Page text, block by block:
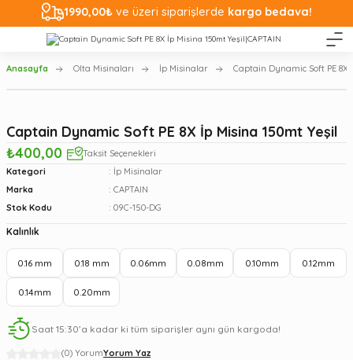
1990,00₺ ve üzeri siparişlerde kargo bedava!
Anasayfa Olta Misinaları İp Misinalar Captain Dynamic Soft PE 8X
(0) YorumYorum Yaz
Captain Dynamic Soft PE 8X İp Misina 150mt Yeşil
₺400,00
Taksit Seçenekleri
Kategori
İp Misinalar
Marka
CAPTAIN
Stok Kodu
09C-150-DG
Kalınlık
0.16 mm 0.18 mm 0.06mm 0.08mm 0.10mm 0.12mm
0.14mm 0.20mm
Saat 15:30’a kadar ki tüm siparişler aynı gün kargoda!